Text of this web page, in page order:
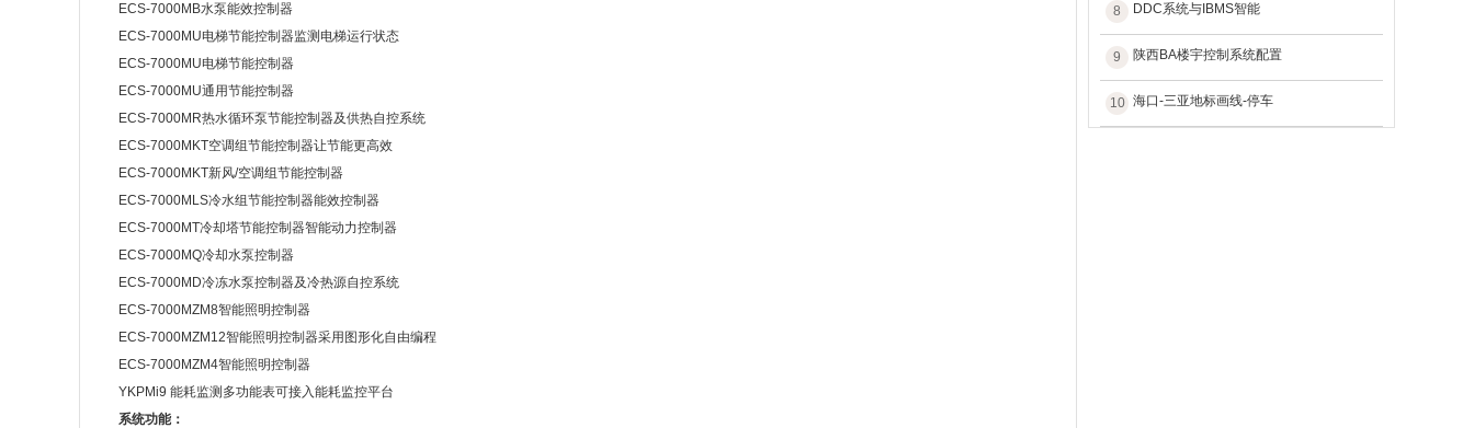
ECS-7000MB水泵能效控制器
ECS-7000MU电梯节能控制器监测电梯运行状态
ECS-7000MU电梯节能控制器
ECS-7000MU通用节能控制器
ECS-7000MR热水循环泵节能控制器及供热自控系统
ECS-7000MKT空调组节能控制器让节能更高效
ECS-7000MKT新风/空调组节能控制器
ECS-7000MLS冷水组节能控制器能效控制器
ECS-7000MT冷却塔节能控制器智能动力控制器
ECS-7000MQ冷却水泵控制器
ECS-7000MD冷冻水泵控制器及冷热源自控系统
ECS-7000MZM8智能照明控制器
ECS-7000MZM12智能照明控制器采用图形化自由编程
ECS-7000MZM4智能照明控制器
YKPMi9 能耗监测多功能表可接入能耗监控平台
系统功能：
8 DDC系统与IBMS智能
9 陕西BA楼宇控制系统配置
10 海口-三亚地标画线-停车